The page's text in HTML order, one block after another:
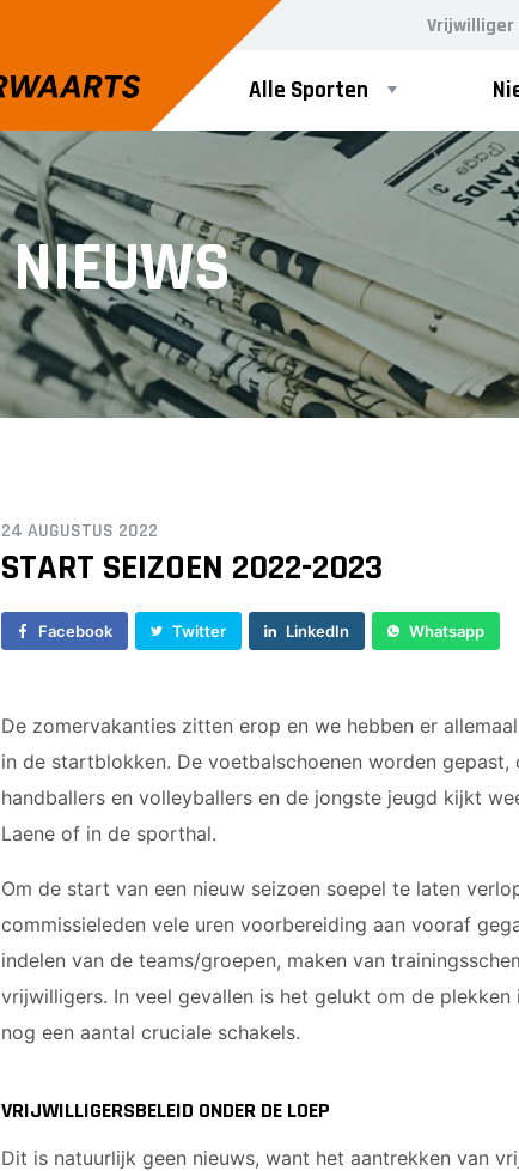
Vrijwilliger
Alle Sporten
NIEUWS
24 AUGUSTUS 2022
START SEIZOEN 2022-2023
Facebook Twitter LinkedIn Whatsapp
De zomervakanties zitten erop en we hebben er
in de startblokken. De voetbalschoenen worden
handballers en volleyballers en de jongste jeugd kijkt
Laene of in de sporthal.
Om de start van een nieuw seizoen soepel te laten
commissieleden vele uren voorbereiding aan vooraf
indelen van de teams/groepen, maken van
vrijwilligers. In veel gevallen is het gelukt om de
nog een aantal cruciale schakels.
VRIJWILLIGERSBELEID ONDER DE LOEP
Dit is natuurlijk geen nieuws, want het aantrekken van